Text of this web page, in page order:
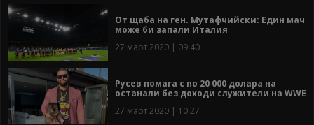
От щаба на ген. Мутафчийски: Един мач
може би запали Италия
27 март 2020 | 09:40
Русев помага с по 20 000 долара на
останали без доходи служители на WWE
27 март 2020 | 10:27